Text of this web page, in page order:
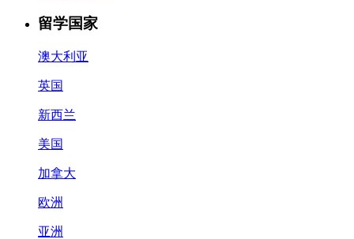
留学国家
澳大利亚
英国
新西兰
美国
加拿大
欧洲
亚洲